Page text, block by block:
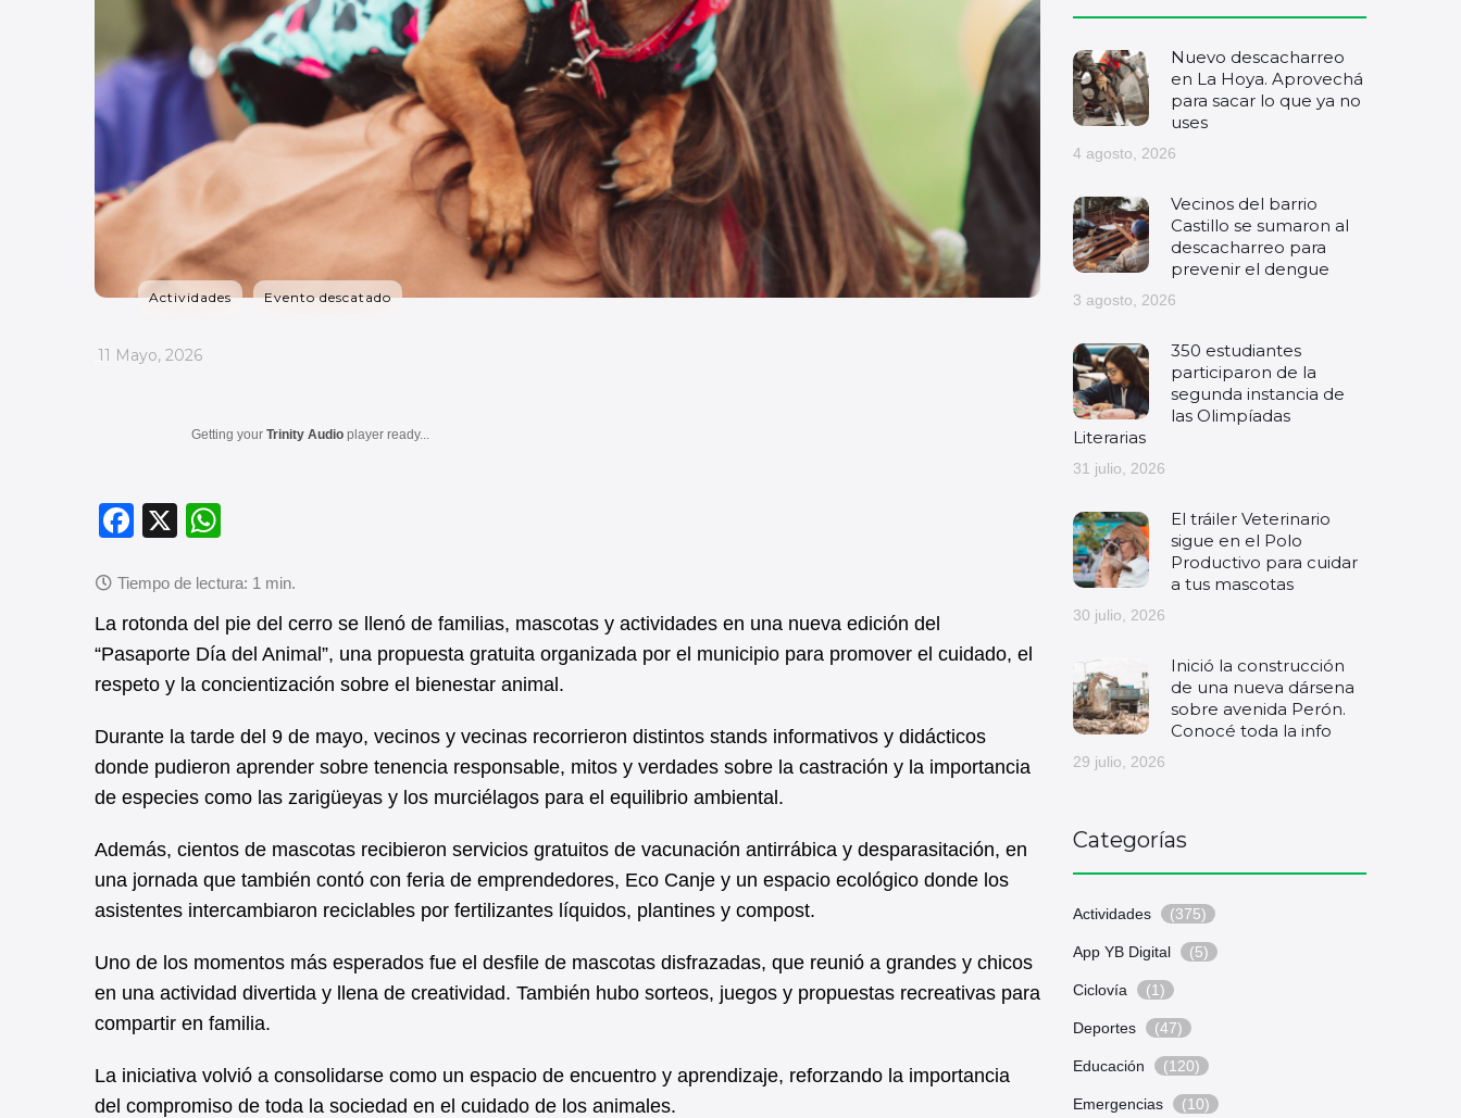
Actividades Evento descatado
_
11 Mayo, 2026
Getting your Trinity Audio player ready...
F
c
e
b
o
o
k
X
at
s
A
p
p
La rotonda del pie del cerro se llenó de familias, mascotas y actividades en una nueva edición del
“Pasaporte Día del Animal”, una propuesta gratuita organizada por el municipio para promover el cuidado, el
respeto y la concientización sobre el bienestar animal.
Durante la tarde del 9 de mayo, vecinos y vecinas recorrieron distintos stands informativos y didácticos
donde pudieron aprender sobre tenencia responsable, mitos y verdades sobre la castración y la importancia
de especies como las zarigüeyas y los murciélagos para el equilibrio ambiental.
Además, cientos de mascotas recibieron servicios gratuitos de vacunación antirrábica y desparasitación, en
una jornada que también contó con feria de emprendedores, Eco Canje y un espacio ecológico donde los
asistentes intercambiaron reciclables por fertilizantes líquidos, plantines y compost.
Uno de los momentos más esperados fue el desfile de mascotas disfrazadas, que reunió a grandes y chicos
en una actividad divertida y llena de creatividad. También hubo sorteos, juegos y propuestas recreativas para
compartir en familia.
La iniciativa volvió a consolidarse como un espacio de encuentro y aprendizaje, reforzando la importancia
del compromiso de toda la sociedad en el cuidado de los animales.
Nuevo descacharreo
en La Hoya. Aprovechá
para sacar lo que ya no
uses
4 agosto, 2026
Vecinos del barrio
Castillo se sumaron al
descacharreo para
prevenir el dengue
3 agosto, 2026
350 estudiantes
participaron de la
segunda instancia de
las Olimpíadas
Literarias
31 julio, 2026
El tráiler Veterinario
sigue en el Polo
Productivo para cuidar
a tus mascotas
30 julio, 2026
Inició la construcción
de una nueva dársena
sobre avenida Perón.
Conocé toda la info
29 julio, 2026
Categorías
Actividades (375)
App YB Digital (5)
Ciclovía (1)
Deportes (47)
Educación (120)
Emergencias (10)